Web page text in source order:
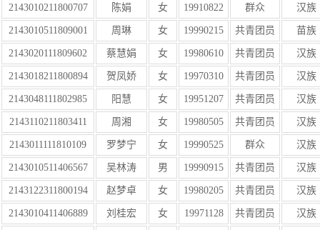
2143010211800707 陈娟 女 19910822 群众 汉族
2143010511809001 周琳 女 19990215 共青团员 苗族
2143020111809602 蔡慧娟 女 19980610 共青团员 汉族
2143018211800894 贺凤娇 女 19970310 共青团员 汉族
2143048111802985 阳慧 女 19951207 共青团员 汉族
2143110211803411 周湘 女 19980505 共青团员 汉族
2143011111810109 罗梦宁 女 19990525 群众 汉族
2143010511406567 吴林涛 男 19990915 共青团员 汉族
2143122311800194 赵梦卓 女 19980205 共青团员 汉族
2143010411406889 刘桂宏 女 19971128 共青团员 汉族